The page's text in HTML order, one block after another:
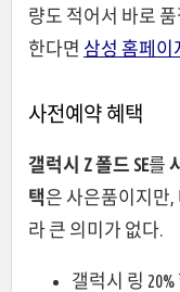
량도 적어서 바로
한다면 삼성 홈페이
사전예약 혜택
갤럭시 Z 폴드 SE를
택은 사은품이지만,
라 큰 의미가 없다.
갤럭시 링